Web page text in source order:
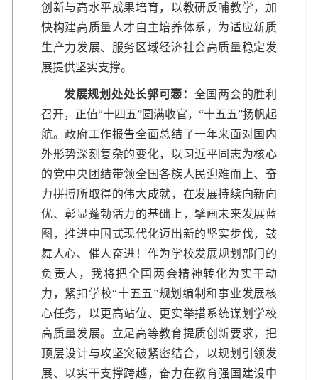
创新与高水平成果培育，以教研反哺教学，加
快构建高质量人才自主培养体系，为适应新质
生产力发展、服务区域经济社会高质量稳定发
展提供坚实支撑。
发展规划处处长郭可悫： 全国两会的胜利
召开，正值“十四五”圆满收官，“十五五”扬帆起
航。政府工作报告全面总结了一年来面对国内
外形势深刻复杂的变化，以习近平同志为核心
的党中央团结带领全国各族人民迎难而上、奋
力拼搏所取得的伟大成就，在发展持续向新向
优、彰显蓬勃活力的基础上，擘画未来发展蓝
图，推进中国式现代化迈出新的坚实步伐，鼓
舞人心、催人奋进！作为学校发展规划部门的
负责人，我将把全国两会精神转化为实干动
力，紧扣学校“十五五”规划编制和事业发展核
心任务，以更高站位、更实举措系统谋划学校
高质量发展。立足高等教育提质创新要求，把
顶层设计与攻坚突破紧密结合，以规划引领发
展、以实干支撑跨越，奋力在教育强国建设中